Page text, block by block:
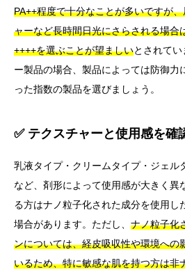
PA++程度で十分なことが多いですが
ャーなど長時間日光にさらされる場合
++++を選ぶことが望ましいとされて
ー製品の場合、製品によっては防御力
った指数の製品を選びましょう。
✅ テクスチャーと使用感を確
乳液タイプ・クリームタイプ・ジェル
など、剤形によって使用感が大きく異
る方はナノ粒子化された成分を使用し
場合があります。ただし、 ナノ粒子化
ンについては、経皮吸収性や環境への
いるため、特に敏感な肌を持つ方は非